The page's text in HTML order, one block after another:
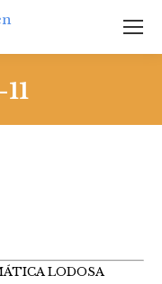
LODOSA